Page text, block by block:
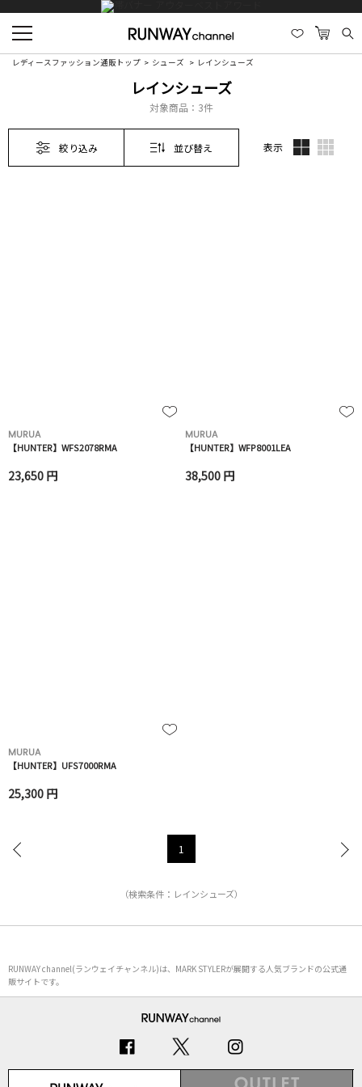
レディースファッション通販トップ シューズ レインシューズ
レインシューズ
対象商品： 3件
絞り込み 並び替え 表示
MURUA
【HUNTER】WFS2078RMA
23,650 円
MURUA
【HUNTER】WFP8001LEA
38,500 円
MURUA
【HUNTER】UFS7000RMA
25,300 円
1
（検索条件：レインシューズ）
RUNWAY channel(ランウェイチャンネル)は、MARK STYLERが展開する人気ブランドの公式通
販サイトです。